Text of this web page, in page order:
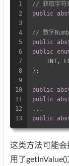
1
2
3
4
5
6
7
8
9
10
11
12
13
// 获取字符
public
// 数字
public
public
INT,
};
public
public
...
public
这类方法可能会
用了